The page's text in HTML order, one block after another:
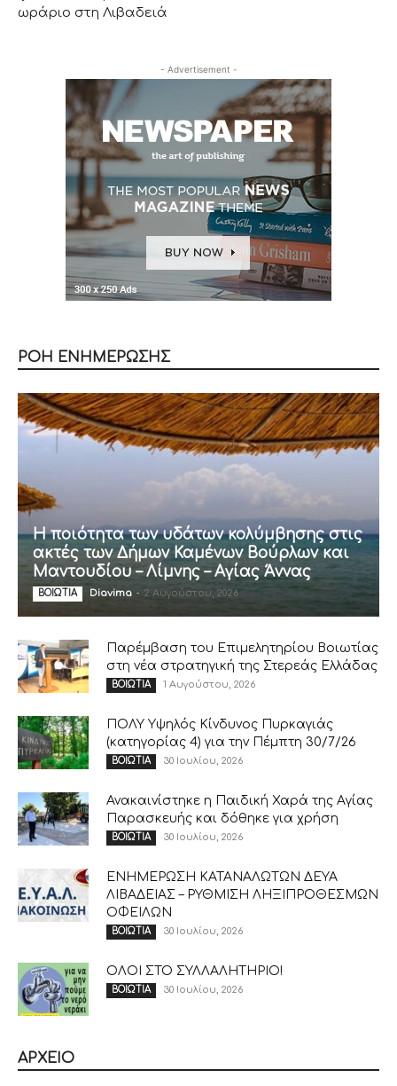
ωράριο στη Λιβαδειά
- Advertisement -
ΡΟΗ ΕΝΗΜΕΡΩΣΗΣ
Η ποιότητα των υδάτων κολύμβησης στις
ακτές των Δήμων Καμένων Βούρλων και
Μαντουδίου – Λίμνης – Αγίας Άννας
ΒΟΙΩΤΙΑ Diavima - 2 Αυγούστου, 2026
Παρέμβαση του Επιμελητηρίου Βοιωτίας
στη νέα στρατηγική της Στερεάς Ελλάδας
ΒΟΙΩΤΙΑ 1 Αυγούστου, 2026
ΠΟΛΥ Υψηλός Κίνδυνος Πυρκαγιάς
(κατηγορίας 4) για την Πέμπτη 30/7/26
ΒΟΙΩΤΙΑ 30 Ιουλίου, 2026
Ανακαινίστηκε η Παιδική Χαρά της Αγίας
Παρασκευής και δόθηκε για χρήση
ΒΟΙΩΤΙΑ 30 Ιουλίου, 2026
ΕΝΗΜΕΡΩΣΗ ΚΑΤΑΝΑΛΩΤΩΝ ΔΕΥΑ
ΛΙΒΑΔΕΙΑΣ – ΡΥΘΜΙΣΗ ΛΗΞΙΠΡΟΘΕΣΜΩΝ
ΟΦΕΙΛΩΝ
ΒΟΙΩΤΙΑ 30 Ιουλίου, 2026
ΟΛΟΙ ΣΤΟ ΣΥΛΛΑΛΗΤΗΡΙΟ!
ΒΟΙΩΤΙΑ 30 Ιουλίου, 2026
ΑΡΧΕΙΟ